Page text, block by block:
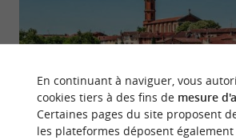
Incontournable
En continuant à naviguer, vous
cookies tiers à des fins de mesure
Certaines pages du site proposent
les plateformes déposent également